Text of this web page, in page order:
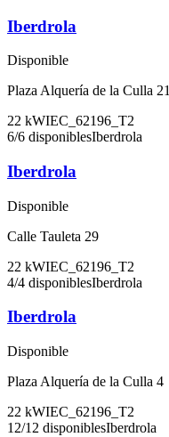
Iberdrola
Disponible
Plaza Alquería de la Culla 21
22 kWIEC_62196_T2
6/6 disponiblesIberdrola
Iberdrola
Disponible
Calle Tauleta 29
22 kWIEC_62196_T2
4/4 disponiblesIberdrola
Iberdrola
Disponible
Plaza Alquería de la Culla 4
22 kWIEC_62196_T2
12/12 disponiblesIberdrola